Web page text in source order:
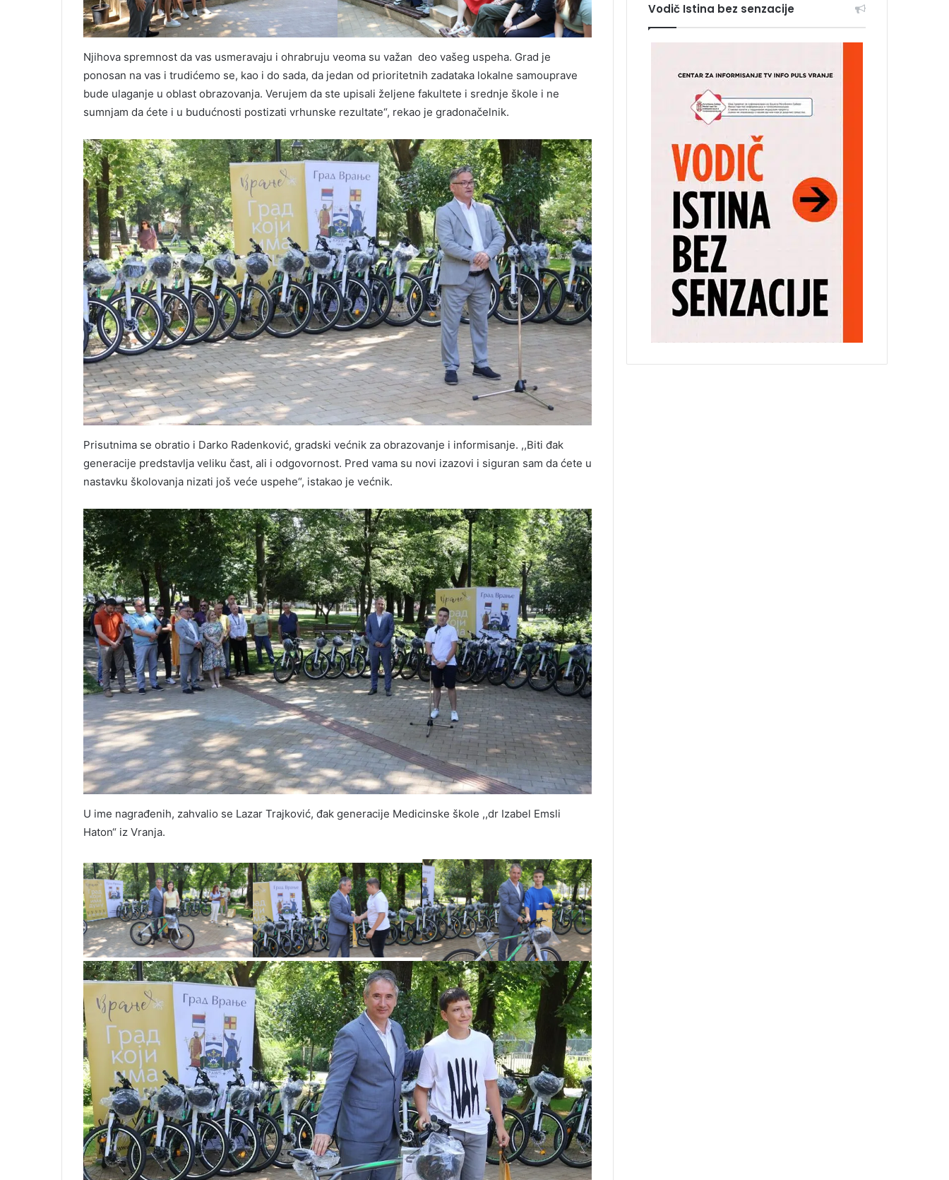
Njihova spremnost da vas usmeravaju i ohrabruju veoma su važan deo vašeg uspeha. Grad je
ponosan na vas i trudićemo se, kao i do sada, da jedan od prioritetnih zadataka lokalne samouprave
bude ulaganje u oblast obrazovanja. Verujem da ste upisali željene fakultete i srednje škole i ne
sumnjam da ćete i u budućnosti postizati vrhunske rezultate“, rekao je gradonačelnik.
Prisutnima se obratio i Darko Radenković, gradski većnik za obrazovanje i informisanje. ,,Biti đak
generacije predstavlja veliku čast, ali i odgovornost. Pred vama su novi izazovi i siguran sam da ćete u
nastavku školovanja nizati još veće uspehe“, istakao je većnik.
U ime nagrađenih, zahvalio se Lazar Trajković, đak generacije Medicinske škole ,,dr Izabel Emsli
Haton“ iz Vranja.
Vodič Istina bez senzacije